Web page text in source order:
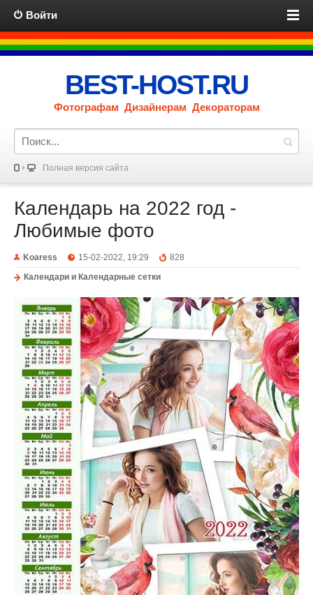
Войти
BEST-HOST.RU
Фотографам Дизайнерам Декораторам
Полная версия сайта
Календарь на 2022 год -
Любимые фото
Koaress 15-02-2022, 19:29
828
Календари и Календарные сетки